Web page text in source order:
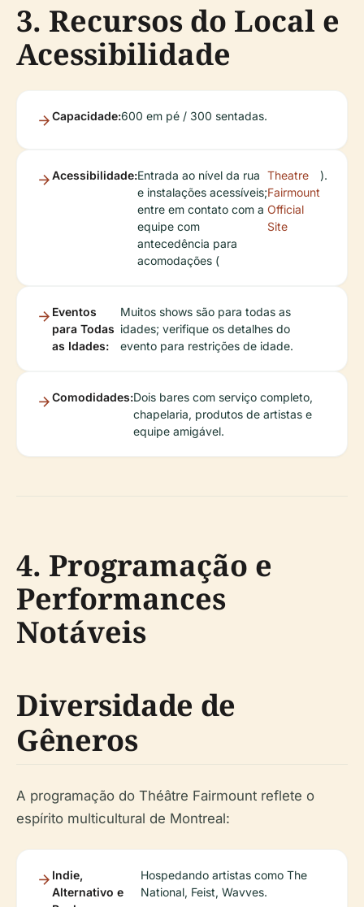
3. Recursos do Local e
Acessibilidade
Capacidade:600 em pé / 300 sentadas.
Acessibilidade:Entrada ao nível da rua
e instalações acessíveis;
entre em contato com a
equipe com
antecedência para
acomodações (
Theatre
Fairmount
Official
Site
).
Eventos
para Todas
as Idades:
Muitos shows são para todas as
idades; verifique os detalhes do
evento para restrições de idade.
Comodidades:Dois bares com serviço completo,
chapelaria, produtos de artistas e
equipe amigável.
4. Programação e
Performances
Notáveis
Diversidade de
Gêneros
A programação do Théâtre Fairmount reflete o
espírito multicultural de Montreal:
Indie,
Alternativo e
Hospedando artistas como The
National, Feist, Wavves.